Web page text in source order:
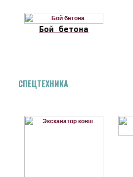
Бой бетона
СПЕЦТЕХНИКА